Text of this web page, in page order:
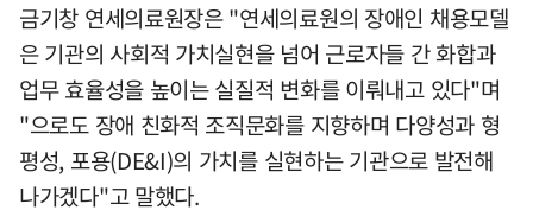
금기창 연세의료원장은 "연세의료원의 장애인 채용모델
은 기관의 사회적 가치실현을 넘어 근로자들 간 화합과
업무 효율성을 높이는 실질적 변화를 이뤄내고 있다"며
"으로도 장애 친화적 조직문화를 지향하며 다양성과 형
평성, 포용(DE&I)의 가치를 실현하는 기관으로 발전해
나가겠다"고 말했다.